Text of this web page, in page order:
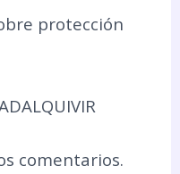
protección
comentarios.